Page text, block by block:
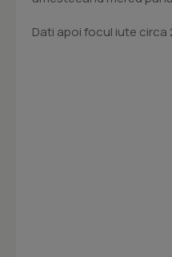
Dati apoi focul iute circa